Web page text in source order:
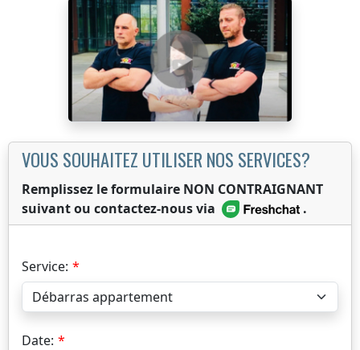
VOUS SOUHAITEZ UTILISER NOS SERVICES?
Remplissez le formulaire NON CONTRAIGNANT
suivant ou contactez-nous via
.
Service:
Date: